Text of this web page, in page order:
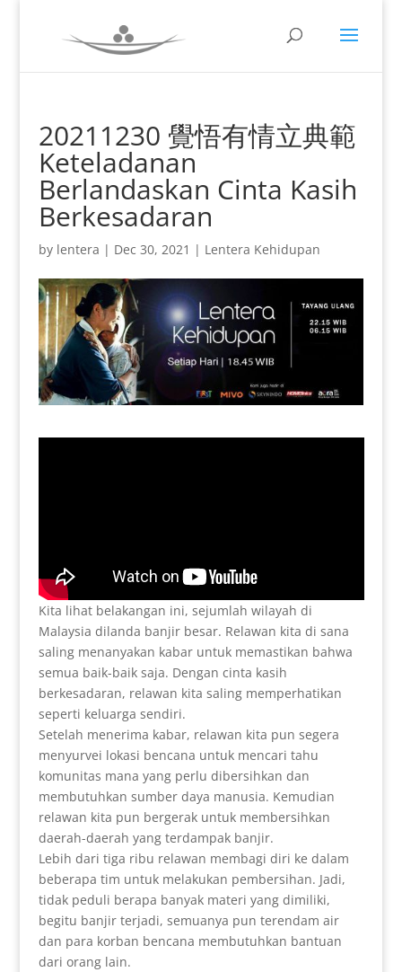
20211230 覺悟有情立典範
Keteladanan
Berlandaskan Cinta Kasih
Berkesadaran
by lentera | Dec 30, 2021 | Lentera Kehidupan
Kita lihat belakangan ini, sejumlah wilayah di
Malaysia dilanda banjir besar. Relawan kita di sana
saling menanyakan kabar untuk memastikan bahwa
semua baik-baik saja. Dengan cinta kasih
berkesadaran, relawan kita saling memperhatikan
seperti keluarga sendiri.
Setelah menerima kabar, relawan kita pun segera
menyurvei lokasi bencana untuk mencari tahu
komunitas mana yang perlu dibersihkan dan
membutuhkan sumber daya manusia. Kemudian
relawan kita pun bergerak untuk membersihkan
daerah-daerah yang terdampak banjir.
Lebih dari tiga ribu relawan membagi diri ke dalam
beberapa tim untuk melakukan pembersihan. Jadi,
tidak peduli berapa banyak materi yang dimiliki,
begitu banjir terjadi, semuanya pun terendam air
dan para korban bencana membutuhkan bantuan
dari orang lain.